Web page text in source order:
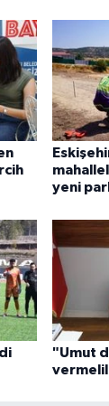
yeni
"Umut